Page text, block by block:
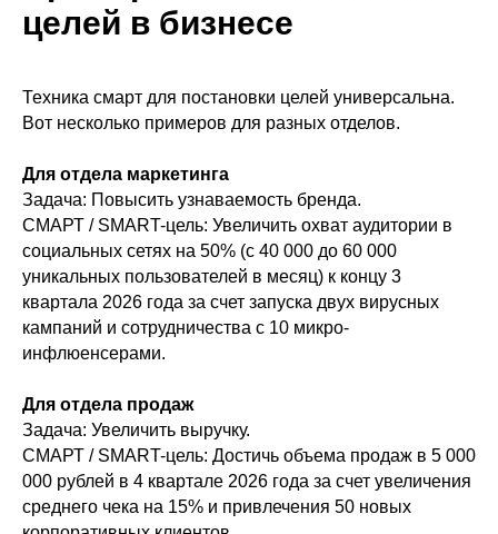
целей в бизнесе
Техника смарт для постановки целей универсальна.
Вот несколько примеров для разных отделов.
Для отдела маркетинга
Задача: Повысить узнаваемость бренда.
СМАРТ / SMART-цель: Увеличить охват аудитории в
социальных сетях на 50% (с 40 000 до 60 000
уникальных пользователей в месяц) к концу 3
квартала 2026 года за счет запуска двух вирусных
кампаний и сотрудничества с 10 микро-
инфлюенсерами.
Для отдела продаж
Задача: Увеличить выручку.
СМАРТ / SMART-цель: Достичь объема продаж в 5 000
000 рублей в 4 квартале 2026 года за счет увеличения
среднего чека на 15% и привлечения 50 новых